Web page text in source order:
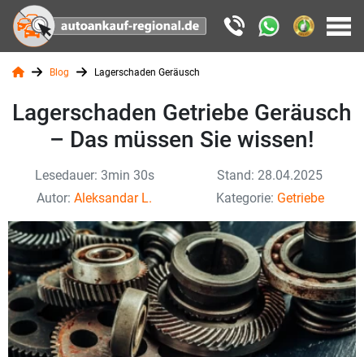
Blog Lagerschaden Geräusch
Lagerschaden Getriebe Geräusch
– Das müssen Sie wissen!
Lesedauer: 3min 30s
Stand: 28.04.2025
Autor: Aleksandar L. Kategorie: Getriebe